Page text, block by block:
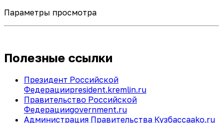
Параметры просмотра
Полезные ссылки
Президент Российской
Федерацииpresident.kremlin.ru
Правительство Российской
Федерацииgovernment.ru
Администрация Правительства Кузбассаako.ru